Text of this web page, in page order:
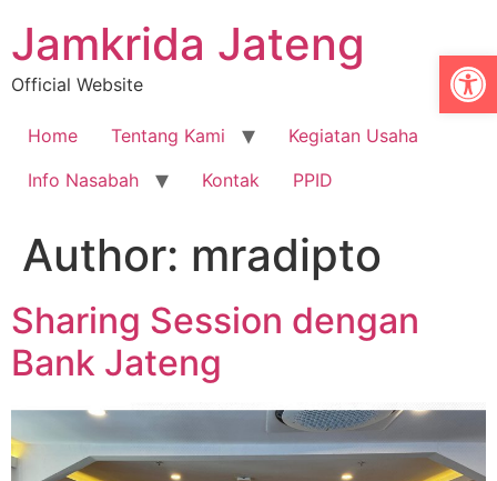
Jamkrida Jateng
Official Website
Home Tentang Kami
Kegiatan Usaha
Info Nasabah
Kontak PPID
Author: mradipto
Sharing Session dengan
Bank Jateng